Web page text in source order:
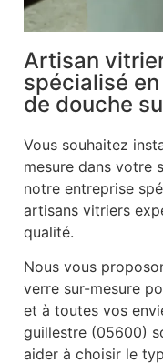
Artisan
spécialisé
de douche
Vous souhaitez
mesure dans votre
notre entreprise
artisans vitriers
qualité.
Nous vous
verre sur-mesure
et à toutes vos
guillestre (05600)
aider à choisir le